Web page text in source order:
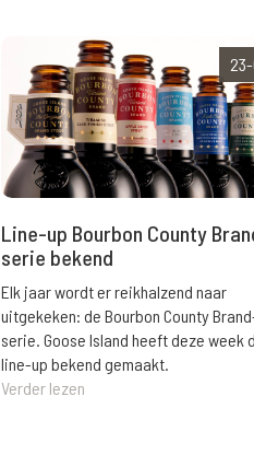
Line-up Bourbon County
serie bekend
Elk jaar wordt er reikhalzend naar
uitgekeken: de Bourbon County
serie. Goose Island heeft deze week
line-up bekend gemaakt.
Verder lezen